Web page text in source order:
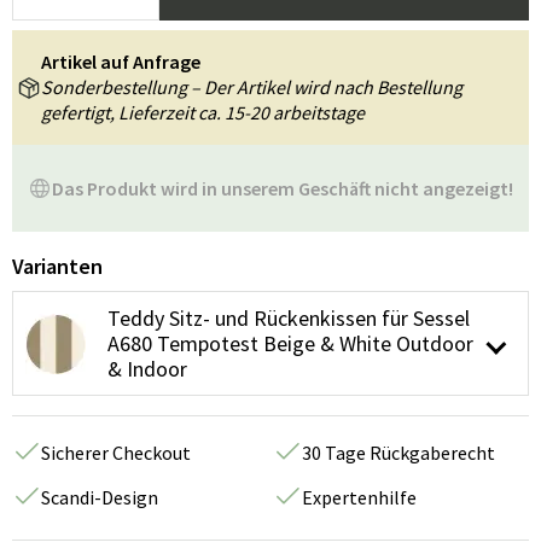
Das Produkt wird in unserem Geschäft nicht angezeigt!
Artikel auf Anfrage
Sonderbestellung – Der Artikel wird nach Bestellung
gefertigt, Lieferzeit ca. 15-20 arbeitstage
Varianten
Teddy Sitz- und Rückenkissen für Sessel
A680 Tempotest Beige & White Outdoor
& Indoor
Sicherer Checkout
30 Tage Rückgaberecht
Scandi-Design
Expertenhilfe